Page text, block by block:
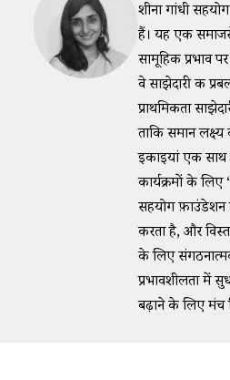
शीना गांधी
हैं। यह एक
सामूहिक प्रभाव
वे साझेदारी की
प्राथमिकता
ताकि समान लक्ष्य
इकाइयां एक
कार्यक्रमों के लिए
सहयोग फ़ाउंडेशन
करता है, और
के लिए
प्रभावशीलता में
बढ़ाने के लिए मंच